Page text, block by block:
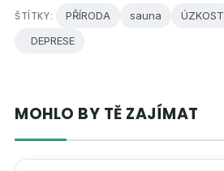
ŠTÍTKY: PŘÍRODA sauna ÚZKOST
DEPRESE
MOHLO BY TĚ ZAJÍMAT